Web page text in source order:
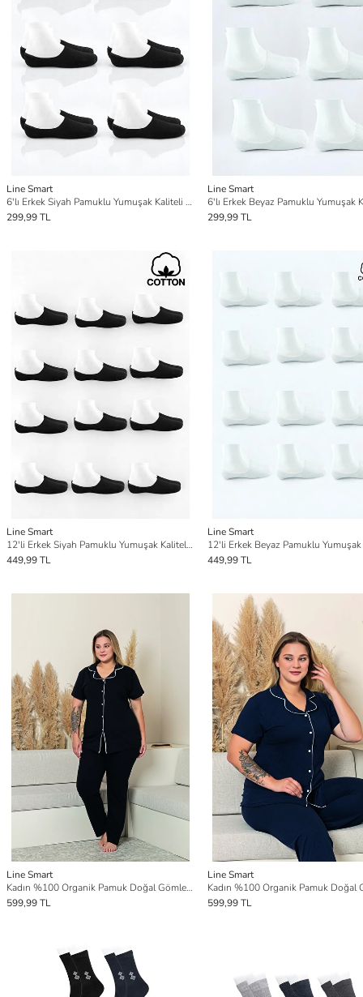
Line Smart
6'lı Erkek Siyah Pamuklu Yumuşak Kaliteli Babet Çorap
299,99 TL
Line Smart
299,99 TL
Line Smart
12'li Erkek Siyah Pamuklu Yumuşak Kaliteli Babet Çorap
449,99 TL
Line Smart
449,99 TL
Line Smart
Kadın %100 Organik Pamuk Doğal Gömlek Yaka Düğmeli Kısa Kollu Biyeli Battal Pijama Takımı
599,99 TL
Line Smart
599,99 TL